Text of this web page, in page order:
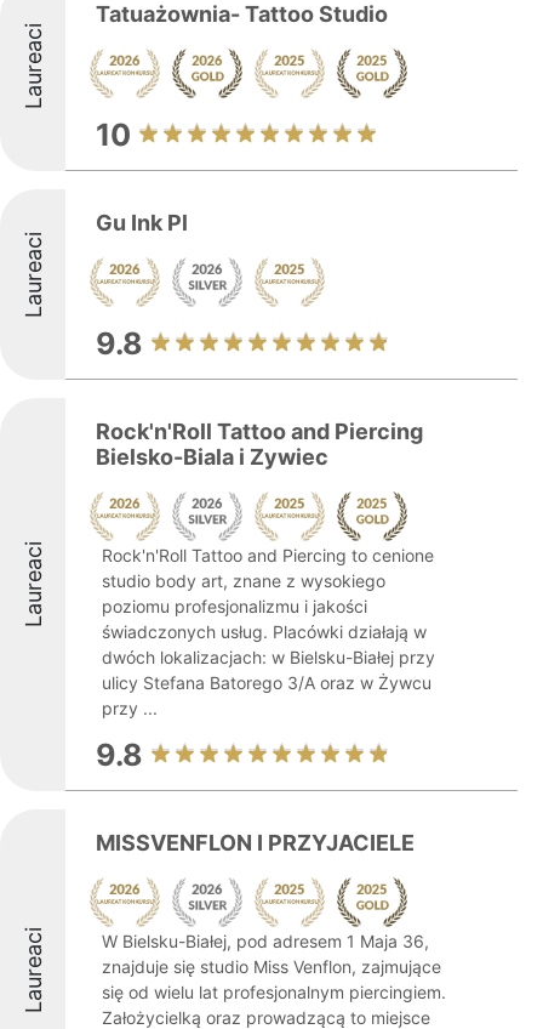
Laureaci
Tatuażownia- Tattoo Studio
10
Laureaci
Gu Ink Pl
9.8
Laureaci
Rock'n'Roll Tattoo and Piercing
Bielsko-Biala i Zywiec
Rock'n'Roll Tattoo and Piercing to cenione
studio body art, znane z wysokiego
poziomu profesjonalizmu i jakości
świadczonych usług. Placówki działają w
dwóch lokalizacjach: w Bielsku-Białej przy
ulicy Stefana Batorego 3/A oraz w Żywcu
przy ...
9.8
Laureaci
MISSVENFLON I PRZYJACIELE
W Bielsku-Białej, pod adresem 1 Maja 36,
znajduje się studio Miss Venflon, zajmujące
się od wielu lat profesjonalnym piercingiem.
Założycielką oraz prowadzącą to miejsce